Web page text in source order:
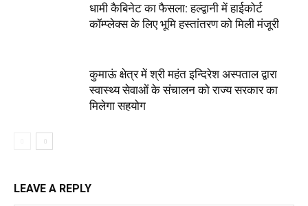
धामी कैबिनेट का फैसला: हल्द्वानी में हाईकोर्ट
कॉम्प्लेक्स के लिए भूमि हस्तांतरण को मिली मंजूरी
कुमाऊं क्षेत्र में श्री महंत इन्दिरेश अस्पताल द्वारा
स्वास्थ्य सेवाओं के संचालन को राज्य सरकार का
मिलेगा सहयोग
LEAVE A REPLY